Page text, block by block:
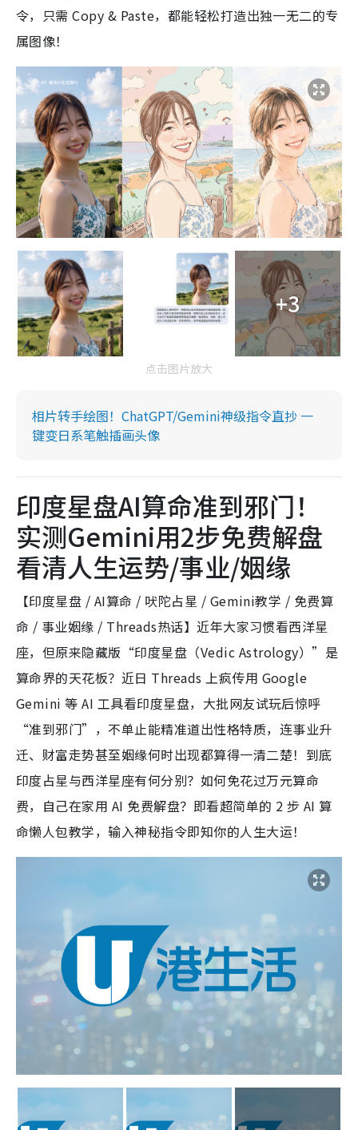
令，只需 Copy & Paste，都能轻松打造出独一无二的专
属图像！
+3
点击图片放大
相片转手绘图！ChatGPT/Gemini神级指令直抄 一
键变日系笔触插画头像
印度星盘AI算命准到邪门！
实测Gemini用2步免费解盘
看清人生运势/事业/姻缘
【印度星盘 / AI算命 / 吠陀占星 / Gemini教学 / 免费算
命 / 事业姻缘 / Threads热话】近年大家习惯看西洋星
座，但原来隐藏版“印度星盘（Vedic Astrology）”是
算命界的天花板？近日 Threads 上疯传用 Google
Gemini 等 AI 工具看印度星盘，大批网友试玩后惊呼
“准到邪门”，不单止能精准道出性格特质，连事业升
迁、财富走势甚至姻缘何时出现都算得一清二楚！到底
印度占星与西洋星座有何分别？如何免花过万元算命
费，自己在家用 AI 免费解盘？即看超简单的 2 步 AI 算
命懒人包教学，输入神秘指令即知你的人生大运！